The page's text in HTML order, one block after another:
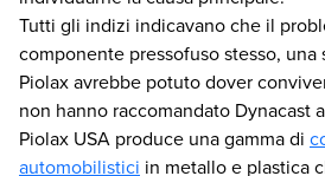
Tutti gli indizi indicavano che il
componente pressofuso stesso,
Piolax avrebbe potuto dover
non hanno raccomandato Dynacast
Piolax USA produce una gamma di
automobilistici in metallo e plastica